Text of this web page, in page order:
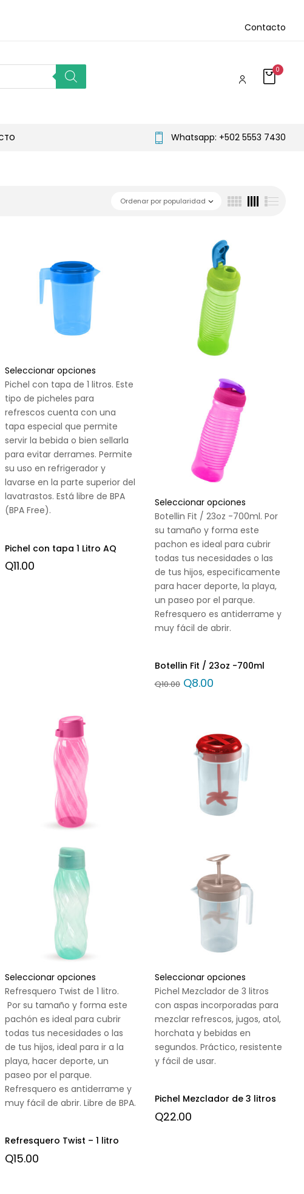
Contacto
0
Whatsapp: +502 5553 7430
Ordenar por popularidad
Seleccionar opciones
Pichel con tapa de 1 litros. Este
tipo de picheles para
refrescos cuenta con una
tapa especial que permite
servir la bebida o bien sellarla
para evitar derrames. Permite
su uso en refrigerador y
lavarse en la parte superior del
lavatrastos. Está libre de BPA
(BPA Free).
Pichel con tapa 1 Litro AQ
Q11.00
Seleccionar opciones
Botellin Fit / 23oz -700ml. Por
su tamaño y forma este
pachon es ideal para cubrir
todas tus necesidades o las
de tus hijos, especificamente
para hacer deporte, la playa,
un paseo por el parque.
Refresquero es antiderrame y
muy fácil de abrir.
Botellin Fit / 23oz -700ml
Q10.00 Q8.00
Seleccionar opciones
Refresquero Twist de 1 litro.
Por su tamaño y forma este
pachón es ideal para cubrir
todas tus necesidades o las
de tus hijos, ideal para ir a la
playa, hacer deporte, un
paseo por el parque.
Refresquero es antiderrame y
muy fácil de abrir. Libre de BPA.
Refresquero Twist – 1 litro
Q15.00
Seleccionar opciones
Pichel Mezclador de 3 litros
con aspas incorporadas para
mezclar refrescos, jugos, atol,
horchata y bebidas en
segundos. Práctico, resistente
y fácil de usar.
Pichel Mezclador de 3 litros
Q22.00